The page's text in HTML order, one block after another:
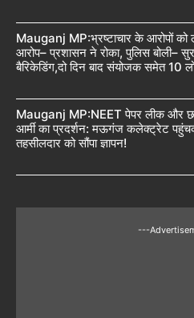
Mauganj MP:भ्रष्टाचार के आरोपों को
आरोप– प्रशासन ने रोका, पुलिस बोली–
बैरिकेडिंग,दो दिन बाद संयोजक समेत 10
Mauganj MP:NEET पेपर लीक और
आर्मी का प्रदर्शन: मऊगंज कलेक्ट्रेट
तहसीलदार को सौंपा ज्ञापन!
---